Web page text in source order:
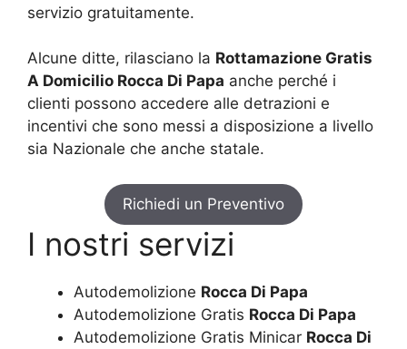
servizio gratuitamente.
Alcune ditte, rilasciano la Rottamazione Gratis
A Domicilio Rocca Di Papa anche perché i
clienti possono accedere alle detrazioni e
incentivi che sono messi a disposizione a livello
sia Nazionale che anche statale.
Richiedi un Preventivo
I nostri servizi
Autodemolizione Rocca Di Papa
Autodemolizione Gratis Rocca Di Papa
Autodemolizione Gratis Minicar Rocca Di